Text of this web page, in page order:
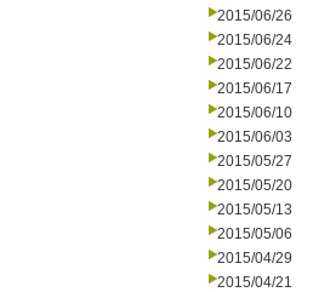
2015/06/26
2015/06/24
2015/06/22
2015/06/17
2015/06/10
2015/06/03
2015/05/27
2015/05/20
2015/05/13
2015/05/06
2015/04/29
2015/04/21